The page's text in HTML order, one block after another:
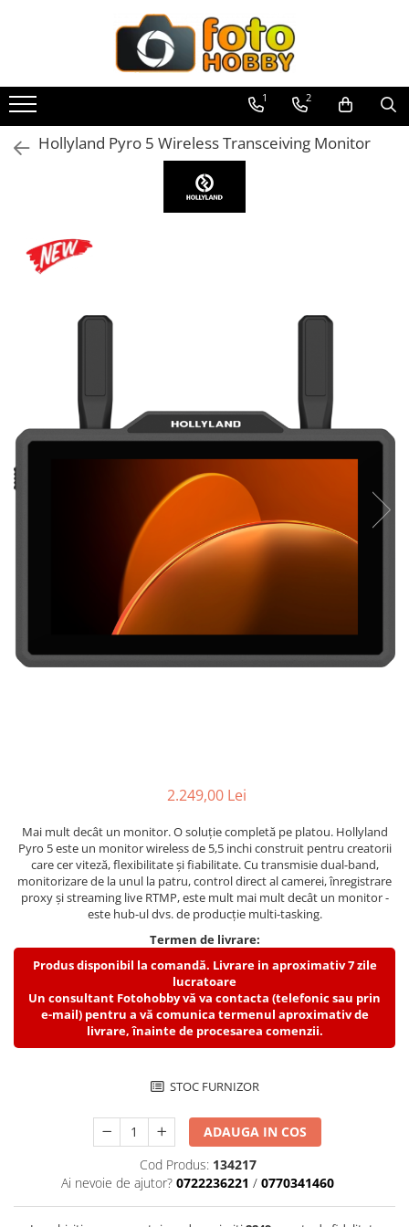
Aparate Foto
Aparate Foto Mirrorless
Aparate Foto DSLR
Aparate foto pe film
Cursuri foto
Obiective Mirorless
Obiective Cinematice
Parasolare
Teleconvertoare
Adaptoare montura / baioneta
Capace obiectiv si camera
Accesorii filtre
Compatibil Sony
Blitz-uri circulare (Macro)
Adaptoare stativ port umbrela si
blitz TTL
Cabluri TTL
Alimentare auxiliara blitz
Protectie patina apa, ploaie
Bracket-uri si suporti
Huse protectie blitz extern
Huse protectie filtre gel
Accesorii Aparate Digitale
1 2
Hollyland Pyro 5 Wireless Transceiving Monitor
2.249,00 Lei
Mai mult decât un monitor. O soluție completă pe platou. Hollyland
Pyro 5 este un monitor wireless de 5,5 inchi construit pentru creatorii
care cer viteză, flexibilitate și fiabilitate. Cu transmisie dual-band,
monitorizare de la unul la patru, control direct al camerei, înregistrare
proxy și streaming live RTMP, este mult mai mult decât un monitor -
este hub-ul dvs. de producție multi-tasking.
Termen de livrare:
Produs disponibil la comandă. Livrare in aproximativ 7 zile
lucratoare
Un consultant Fotohobby vă va contacta (telefonic sau prin
e-mail) pentru a vă comunica termenul aproximativ de
livrare, înainte de procesarea comenzii.
STOC FURNIZOR
ADAUGA IN COS
Cod Produs: 134217
Ai nevoie de ajutor? 0722236221 / 0770341460